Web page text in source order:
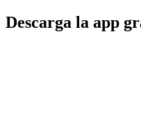
Descarga la app